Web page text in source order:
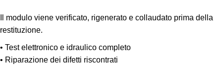
Il modulo viene verificato, rigenerato e collaudato prima della
restituzione.
• Test elettronico e idraulico completo
• Riparazione dei difetti riscontrati